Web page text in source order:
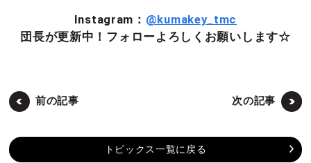
Instagram： @kumakey_tmc
団長が更新中！フォローよろしくお願いします☆
前の記事 次の記事
トピックス一覧に戻る